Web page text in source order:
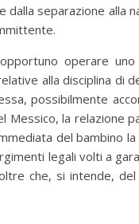
separazione alla
operare
alla disciplina di
possibilmente
Messico, la relazione
del bambino
legali volti a
che, si intende, del